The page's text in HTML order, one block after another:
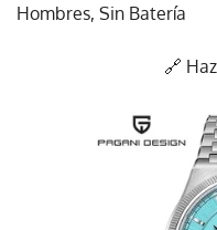
Hombres, Sin Batería
🔗